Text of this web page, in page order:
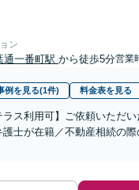
ン
通一番町駅 から徒歩5分営業
例を見る(1件) 料金表を見る
ラス利用可】ご依頼いただ
士が在籍／不動産相続の